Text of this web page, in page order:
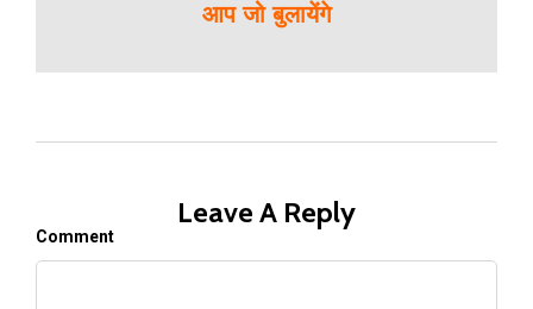
आप जो बुलायेंगे
Leave A Reply
Comment